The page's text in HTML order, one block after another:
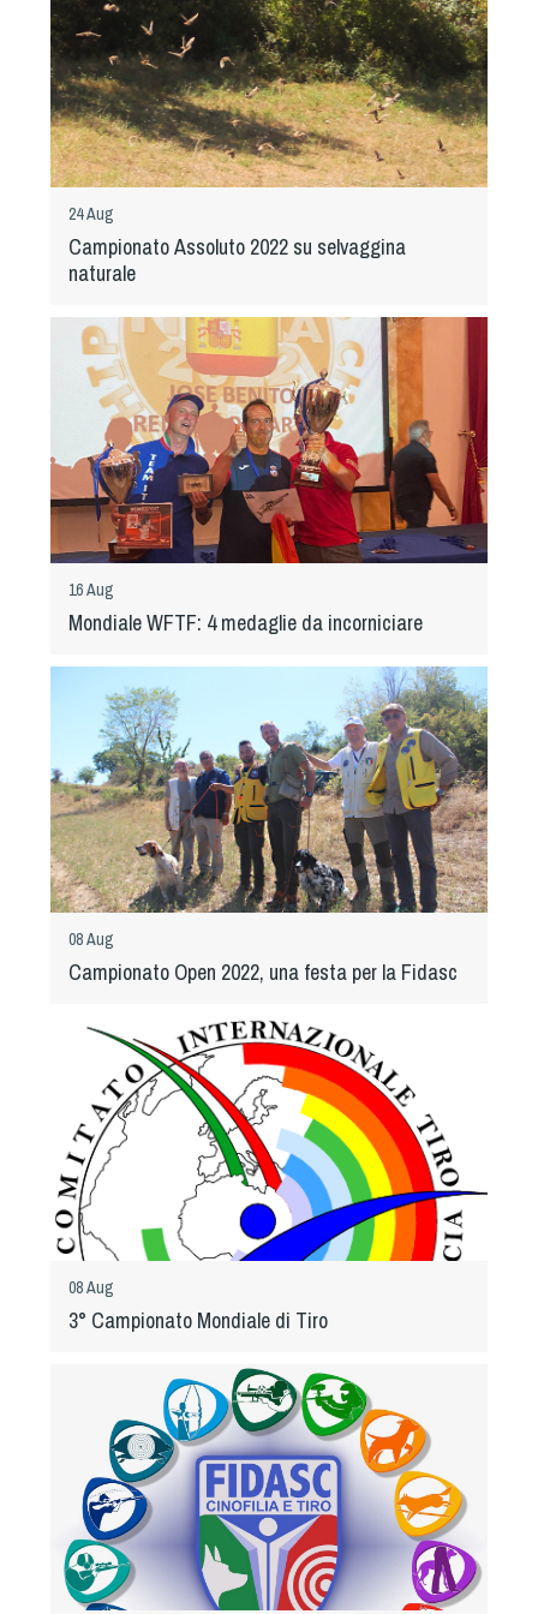
24 Aug
Campionato Assoluto 2022 su selvaggina
naturale
16 Aug
Mondiale WFTF: 4 medaglie da incorniciare
08 Aug
Campionato Open 2022, una festa per la Fidasc
08 Aug
3° Campionato Mondiale di Tiro
Tiro a Palla
Tiro con l'arco da caccia
Field Target
Cinofilia Sportiva
Agility
DiscDog
Dog Balance
Dog Trail
Dog Triathlon
Mantrailing
Rally Obedience
Retriever Sport
Ricerca Tartufo
Sheepdog
Sport acquatici
Treibball
Freestyle
Protezione civile Sportiva
Cinofilia Venatoria
Sleddog